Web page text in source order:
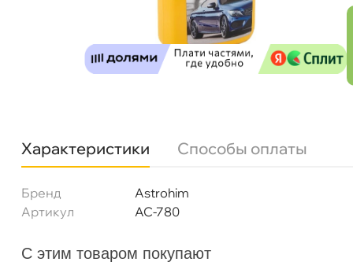
Характеристики Способы оплаты
Бренд
Astrohim
Артикул
AC-780
С этим товаром покупают
Astrohim Полироль "Металлик" 250мл AC780